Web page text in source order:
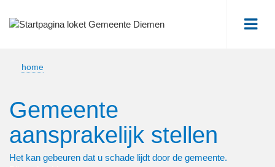
home
Gemeente
aansprakelijk stellen
Het kan gebeuren dat u schade lijdt door de gemeente.